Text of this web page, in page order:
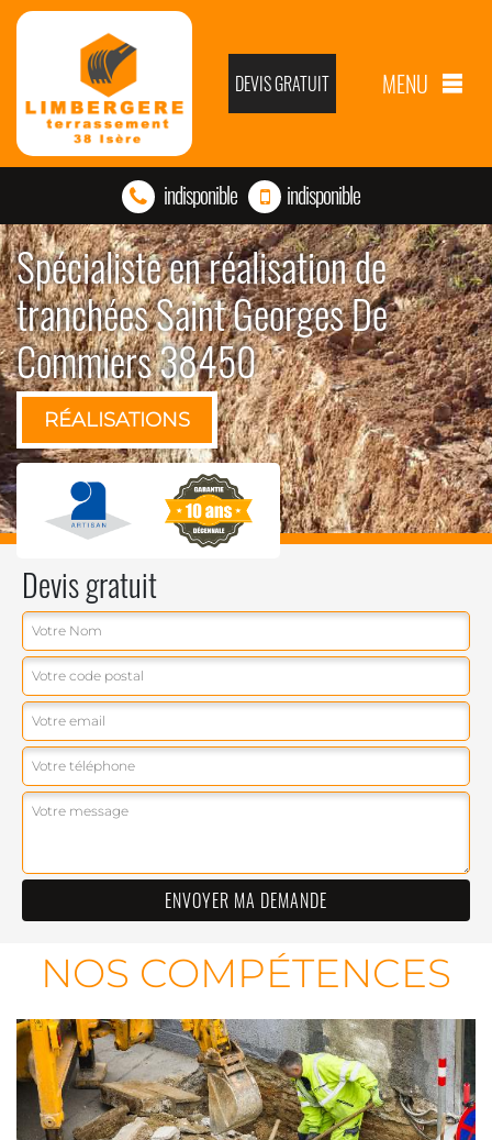
DEVIS GRATUIT MENU
indisponible indisponible
Spécialiste en réalisation de
tranchées Saint Georges De
Commiers 38450
RÉALISATIONS
Devis gratuit
NOS COMPÉTENCES